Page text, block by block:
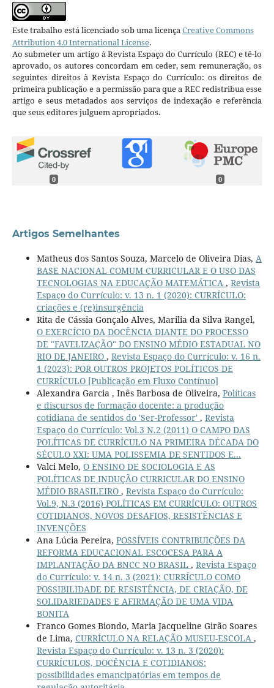
Este trabalho está licenciado sob uma licençaCreative Commons
Attribution 4.0 International License.
Ao submeter um artigo à Revista Espaço do Currículo (REC) e tê-lo
aprovado, os autores concordam em ceder, sem remuneração, os
seguintes direitos à Revista Espaço do Currículo: os direitos de
primeira publicação e a permissão para que a REC redistribua esse
artigo e seus metadados aos serviços de indexação e referência
que seus editores julguem apropriados.
0 0
Artigos Semelhantes
Matheus dos Santos Souza, Marcelo de Oliveira Dias, A
BASE NACIONAL COMUM CURRICULAR E O USO DAS
TECNOLOGIAS NA EDUCAÇÃO MATEMÁTICA , Revista
Espaço do Currículo: v. 13 n. 1 (2020): CURRÍCULO:
criações e (re)insurgência
Rita de Cássia Gonçalo Alves, Marilia da Silva Rangel,
O EXERCÍCIO DA DOCÊNCIA DIANTE DO PROCESSO
DE "FAVELIZAÇÃO" DO ENSINO MÉDIO ESTADUAL NO
RIO DE JANEIRO , Revista Espaço do Currículo: v. 16 n.
1 (2023): POR OUTROS PROJETOS POLÍTICOS DE
CURRÍCULO [Publicação em Fluxo Contínuo]
Alexandra Garcia , Inês Barbosa de Oliveira, Políticas
e discursos de formação docente: a produção
cotidiana de sentidos do 'Ser-Professor' , Revista
Espaço do Currículo: Vol.3 N.2 (2011) O CAMPO DAS
POLÍTICAS DE CURRÍCULO NA PRIMEIRA DÉCADA DO
SÉCULO XXI: UMA POLISSEMIA DE SENTIDOS E...
Valci Melo, O ENSINO DE SOCIOLOGIA E AS
POLÍTICAS DE INDUÇÃO CURRICULAR DO ENSINO
MÉDIO BRASILEIRO , Revista Espaço do Currículo:
Vol.9, N.3 (2016) POLÍTICAS EM CURRÍCULO: OUTROS
COTIDIANOS, NOVOS DESAFIOS, RESISTÊNCIAS E
INVENÇÕES
Ana Lúcia Pereira, POSSÍVEIS CONTRIBUIÇÕES DA
REFORMA EDUCACIONAL ESCOCESA PARA A
IMPLANTAÇÃO DA BNCC NO BRASIL , Revista Espaço
do Currículo: v. 14 n. 3 (2021): CURRÍCULO COMO
POSSIBILIDADE DE RESISTÊNCIA, DE CRIAÇÃO, DE
SOLIDARIEDADES E AFIRMAÇÃO DE UMA VIDA
BONITA
Franco Gomes Biondo, Maria Jacqueline Girão Soares
de Lima, CURRÍCULO NA RELAÇÃO MUSEU-ESCOLA ,
Revista Espaço do Currículo: v. 13 n. 3 (2020):
CURRÍCULOS, DOCÊNCIA E COTIDIANOS:
possibilidades emancipatórias em tempos de